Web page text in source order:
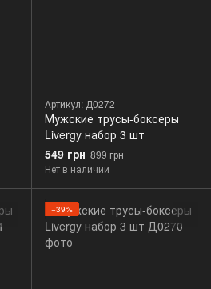
Артикул: Д0272
Мужские трусы-боксеры
Livergy набор 3 шт
549 грн 899 грн
Нет в наличии
−39%